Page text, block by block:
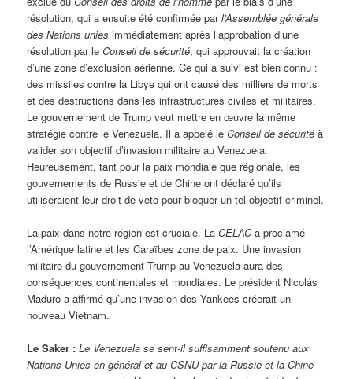
résolution, qui a ensuite été confirmée parl’Assemblée générale
des Nations unies immédiatement après l’approbation d’une
résolution par leConseil de sécurité, qui approuvait la création
d’une zone d’exclusion aérienne. Ce qui a suivi est bien connu :
des missiles contre la Libye qui ont causé des milliers de morts
et des destructions dans les infrastructures civiles et militaires.
Le gouvernement de Trump veut mettre en œuvre la même
stratégie contre le Venezuela. Il a appelé leConseil de sécurité à
valider son objectif d’invasion militaire au Venezuela.
Heureusement, tant pour la paix mondiale que régionale, les
gouvernements de Russie et de Chine ont déclaré qu’ils
utiliseraient leur droit de veto pour bloquer un tel objectif criminel.
La paix dans notre région est cruciale. LaCELACa proclamé
l’Amérique latine et les Caraïbes zone de paix. Une invasion
militaire du gouvernement Trump au Venezuela aura des
conséquences continentales et mondiales. Le président Nicolás
Maduro a affirmé qu’une invasion des Yankees créerait un
nouveau Vietnam.
Le Saker : Le Venezuela se sent-il suffisamment soutenu aux
Nations Unies en général et au CSNU par la Russie et la Chine